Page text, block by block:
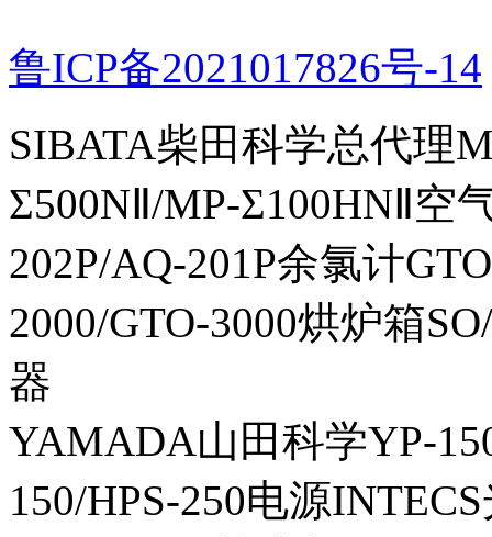
鲁ICP备2021017826号-14
SIBATA柴田科学总代理
Σ500NⅡ/MP-Σ100HNⅡ空
202P/AQ-201P余氯计
2000/GTO-3000烘炉箱
器
YAMADA山田科学YP-
150/HPS-250电源